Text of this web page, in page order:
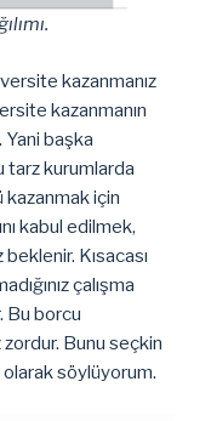
kazanmanız
kazanmanın
Yani başka
tarz kurumlarda
kazanmak için
kabul edilmek,
Kısacası
çalışma
Bu borcu
Bunu seçkin
söylüyorum.